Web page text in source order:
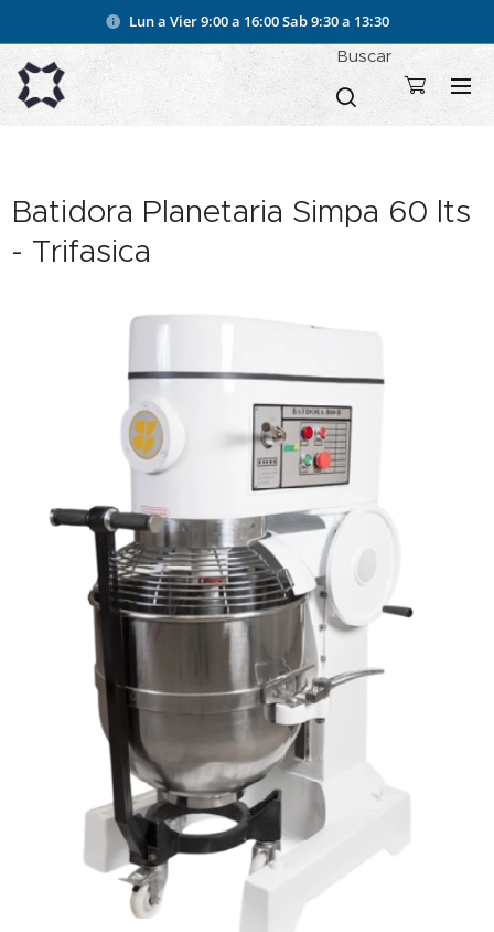
Lun a Vier 9:00 a 16:00Sab 9:30 a 13:30
Buscar
Batidora Planetaria Simpa 60 lts
- Trifasica